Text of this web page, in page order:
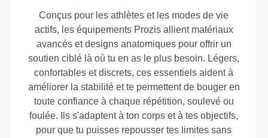
Conçus pour les athlètes et les modes de vie
actifs, les équipements Prozis allient matériaux
avancés et designs anatomiques pour offrir un
soutien ciblé là où tu en as le plus besoin. Légers,
confortables et discrets, ces essentiels aident à
améliorer la stabilité et te permettent de bouger en
toute confiance à chaque répétition, soulevé ou
foulée. Ils s'adaptent à ton corps et à tes objectifs,
pour que tu puisses repousser tes limites sans